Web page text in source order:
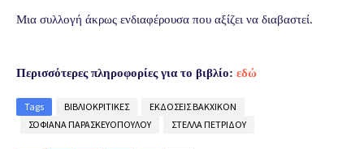
Μια συλλογή άκρως ενδιαφέρουσα που αξίζει να διαβαστεί.
Περισσότερες πληροφορίες για το βιβλίο: εδώ
Tags ΒΙΒΛΙΟΚΡΙΤΙΚΕΣ
ΕΚΔΟΣΕΙΣ ΒΑΚΧΙΚΟΝ
ΣΟΦΙΑΝΑ ΠΑΡΑΣΚΕΥΟΠΟΥΛΟΥ
ΣΤΕΛΛΑ ΠΕΤΡΙΔΟΥ